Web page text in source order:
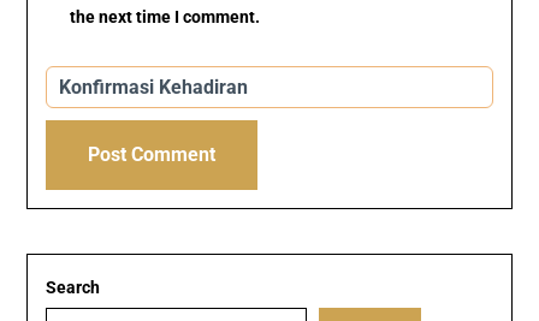
the next time I comment.
Search